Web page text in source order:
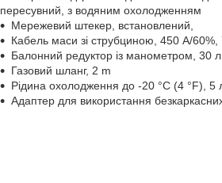
пересувний, з водяним охолодженням
Мережевий штекер, встановлений,
Кабель маси зі струбциною, 450 A/60%,
Балонний редуктор із манометром, 30 л
Газовий шланг, 2 m
Рідина охолодження до -20 °C (4 °F), 5
Адаптер для використання